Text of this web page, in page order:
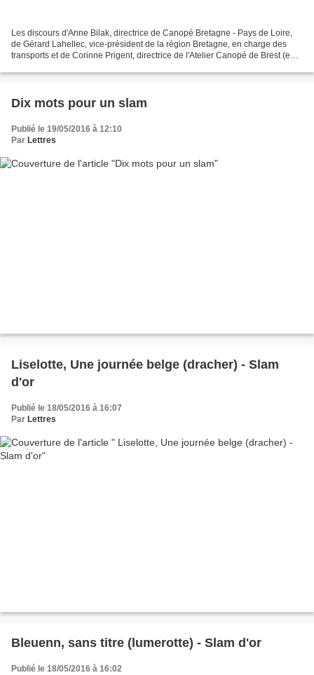
Les discours d'Anne Bilak, directrice de Canopé Bretagne - Pays de Loire,
de Gérard Lahellec, vice-président de la région Bretagne, en charge des
transports et de Corinne Prigent, directrice de l'Atelier Canopé de Brest (en
Dix mots pour un slam
Publié le 19/05/2016 à 12:10
Par Lettres
Liselotte, Une journée belge (dracher) - Slam
d'or
Publié le 18/05/2016 à 16:07
Par Lettres
Bleuenn, sans titre (lumerotte) - Slam d'or
Publié le 18/05/2016 à 16:02